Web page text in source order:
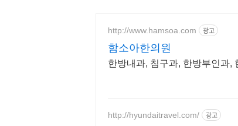
http://www.hamsoa.com 광고
함소아한의원
한방내과, 침구과, 한방부인과,
http://hyundaitravel.com/ 광고